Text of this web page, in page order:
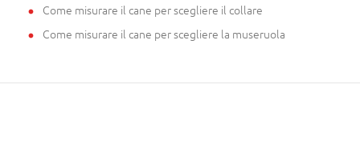
Come misurare il cane per scegliere il collare
Come misurare il cane per scegliere la museruola